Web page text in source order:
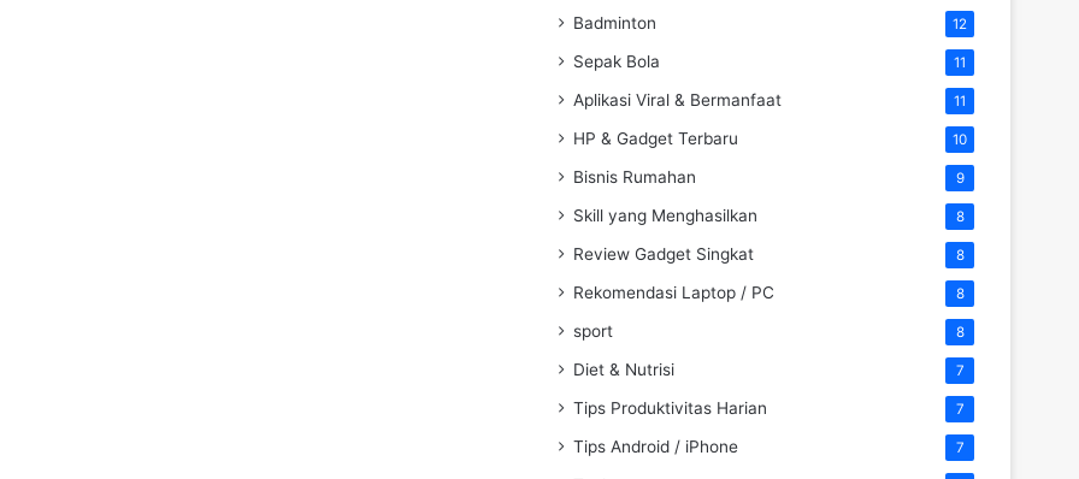
Badminton 12
Sepak Bola 11
Aplikasi Viral & Bermanfaat 11
HP & Gadget Terbaru 10
Bisnis Rumahan 9
Skill yang Menghasilkan 8
Review Gadget Singkat 8
Rekomendasi Laptop / PC 8
sport 8
Diet & Nutrisi 7
Tips Produktivitas Harian 7
Tips Android / iPhone 7